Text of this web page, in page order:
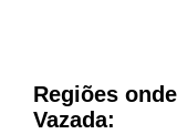
Regiões
Vazada: